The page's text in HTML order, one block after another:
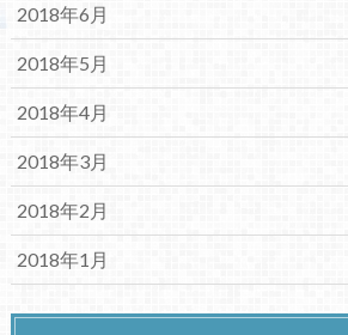
2018年6月
2018年5月
2018年4月
2018年3月
2018年2月
2018年1月